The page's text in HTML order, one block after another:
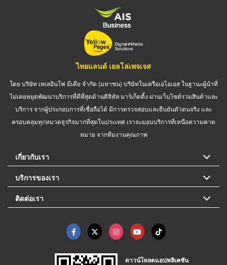
ไทยแลนด์ เยลโล่เพจเจส
โดย บริษัท เทเลอินโฟ มีเดีย จำกัด (มหาชน) บริษัทในเครือเอไอเอส ในฐานะผู้นำที่
ไม่เคยหยุดพัฒนาบริการที่ดีที่สุดด้านดิจิทัล มาร์เก็ตติ้ง ผ่านเว็บไซต์รวมสินค้าและ
บริการ จากผู้ประกอบการที่เชื่อถือได้ มีการตรวจสอบและยืนยันตัวตนจริง และ
ครอบคลุมทุกหมวดธุรกิจมากที่สุดในประเทศ เราจะมอบบริการที่เหนือความคาด
หมาย จากทีมงานคุณภาพ
เกี่ยวกับเรา
บริการของเรา
ติดต่อเรา
ดาวน์โหลดแอปพลิเคชัน